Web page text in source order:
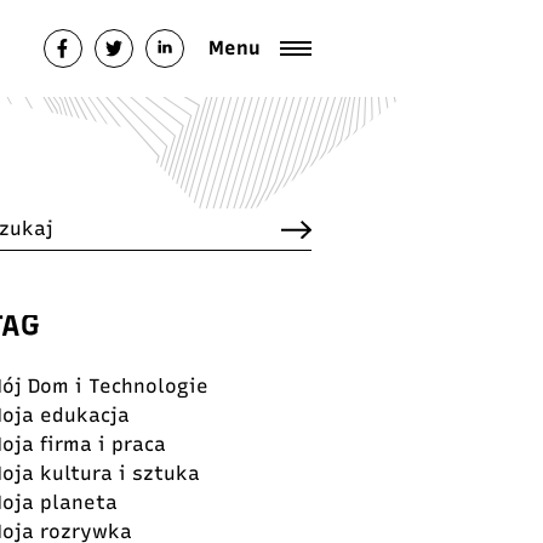
public_html/wp-
Menu
Dom i Technologie
edukacja
firma i praca
kultura i sztuka
planeta
rozrywka